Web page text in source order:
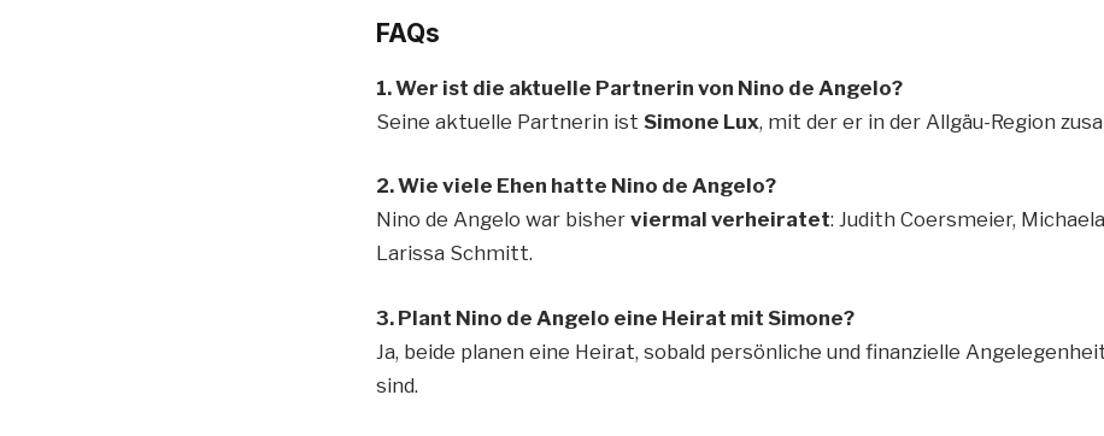
FAQs
1. Wer ist die aktuelle Partnerin von Nino de Angelo?
Seine aktuelle Partnerin ist Simone Lux, mit der er in der Allgäu-Region
2. Wie viele Ehen hatte Nino de Angelo?
Nino de Angelo war bisher viermal verheiratet: Judith Coersmeier,
Larissa Schmitt.
3. Plant Nino de Angelo eine Heirat mit Simone?
Ja, beide planen eine Heirat, sobald persönliche und finanzielle
sind.